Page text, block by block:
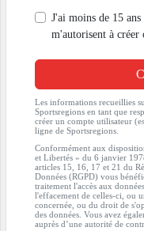
J'ai moins de 15
m'autorisent à créer
Les informations recueillies
Sportsregions en tant que
créer un compte utilisateur
ligne de Sportsregions.
Conformément aux
et Libertés » du 6 janvier
articles 15, 16, 17 et 21 du
Données (RGPD) vous
traitement l'accès aux
l'effacement de celles-ci, ou
concernée, ou du droit de
des données. Vous avez
auprès d’une autorité de